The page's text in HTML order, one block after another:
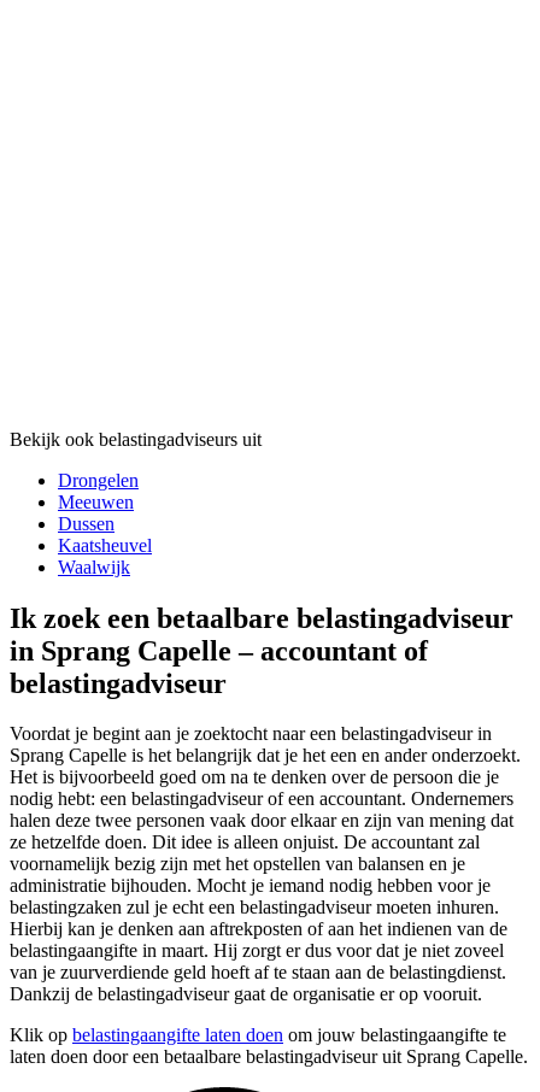
Bekijk ook belastingadviseurs uit
Drongelen
Meeuwen
Dussen
Kaatsheuvel
Waalwijk
Ik zoek een betaalbare belastingadviseur
in Sprang Capelle – accountant of
belastingadviseur
Voordat je begint aan je zoektocht naar een belastingadviseur in
Sprang Capelle is het belangrijk dat je het een en ander onderzoekt.
Het is bijvoorbeeld goed om na te denken over de persoon die je
nodig hebt: een belastingadviseur of een accountant. Ondernemers
halen deze twee personen vaak door elkaar en zijn van mening dat
ze hetzelfde doen. Dit idee is alleen onjuist. De accountant zal
voornamelijk bezig zijn met het opstellen van balansen en je
administratie bijhouden. Mocht je iemand nodig hebben voor je
belastingzaken zul je echt een belastingadviseur moeten inhuren.
Hierbij kan je denken aan aftrekposten of aan het indienen van de
belastingaangifte in maart. Hij zorgt er dus voor dat je niet zoveel
van je zuurverdiende geld hoeft af te staan aan de belastingdienst.
Dankzij de belastingadviseur gaat de organisatie er op vooruit.
Klik op belastingaangifte laten doen om jouw belastingaangifte te
laten doen door een betaalbare belastingadviseur uit Sprang Capelle.